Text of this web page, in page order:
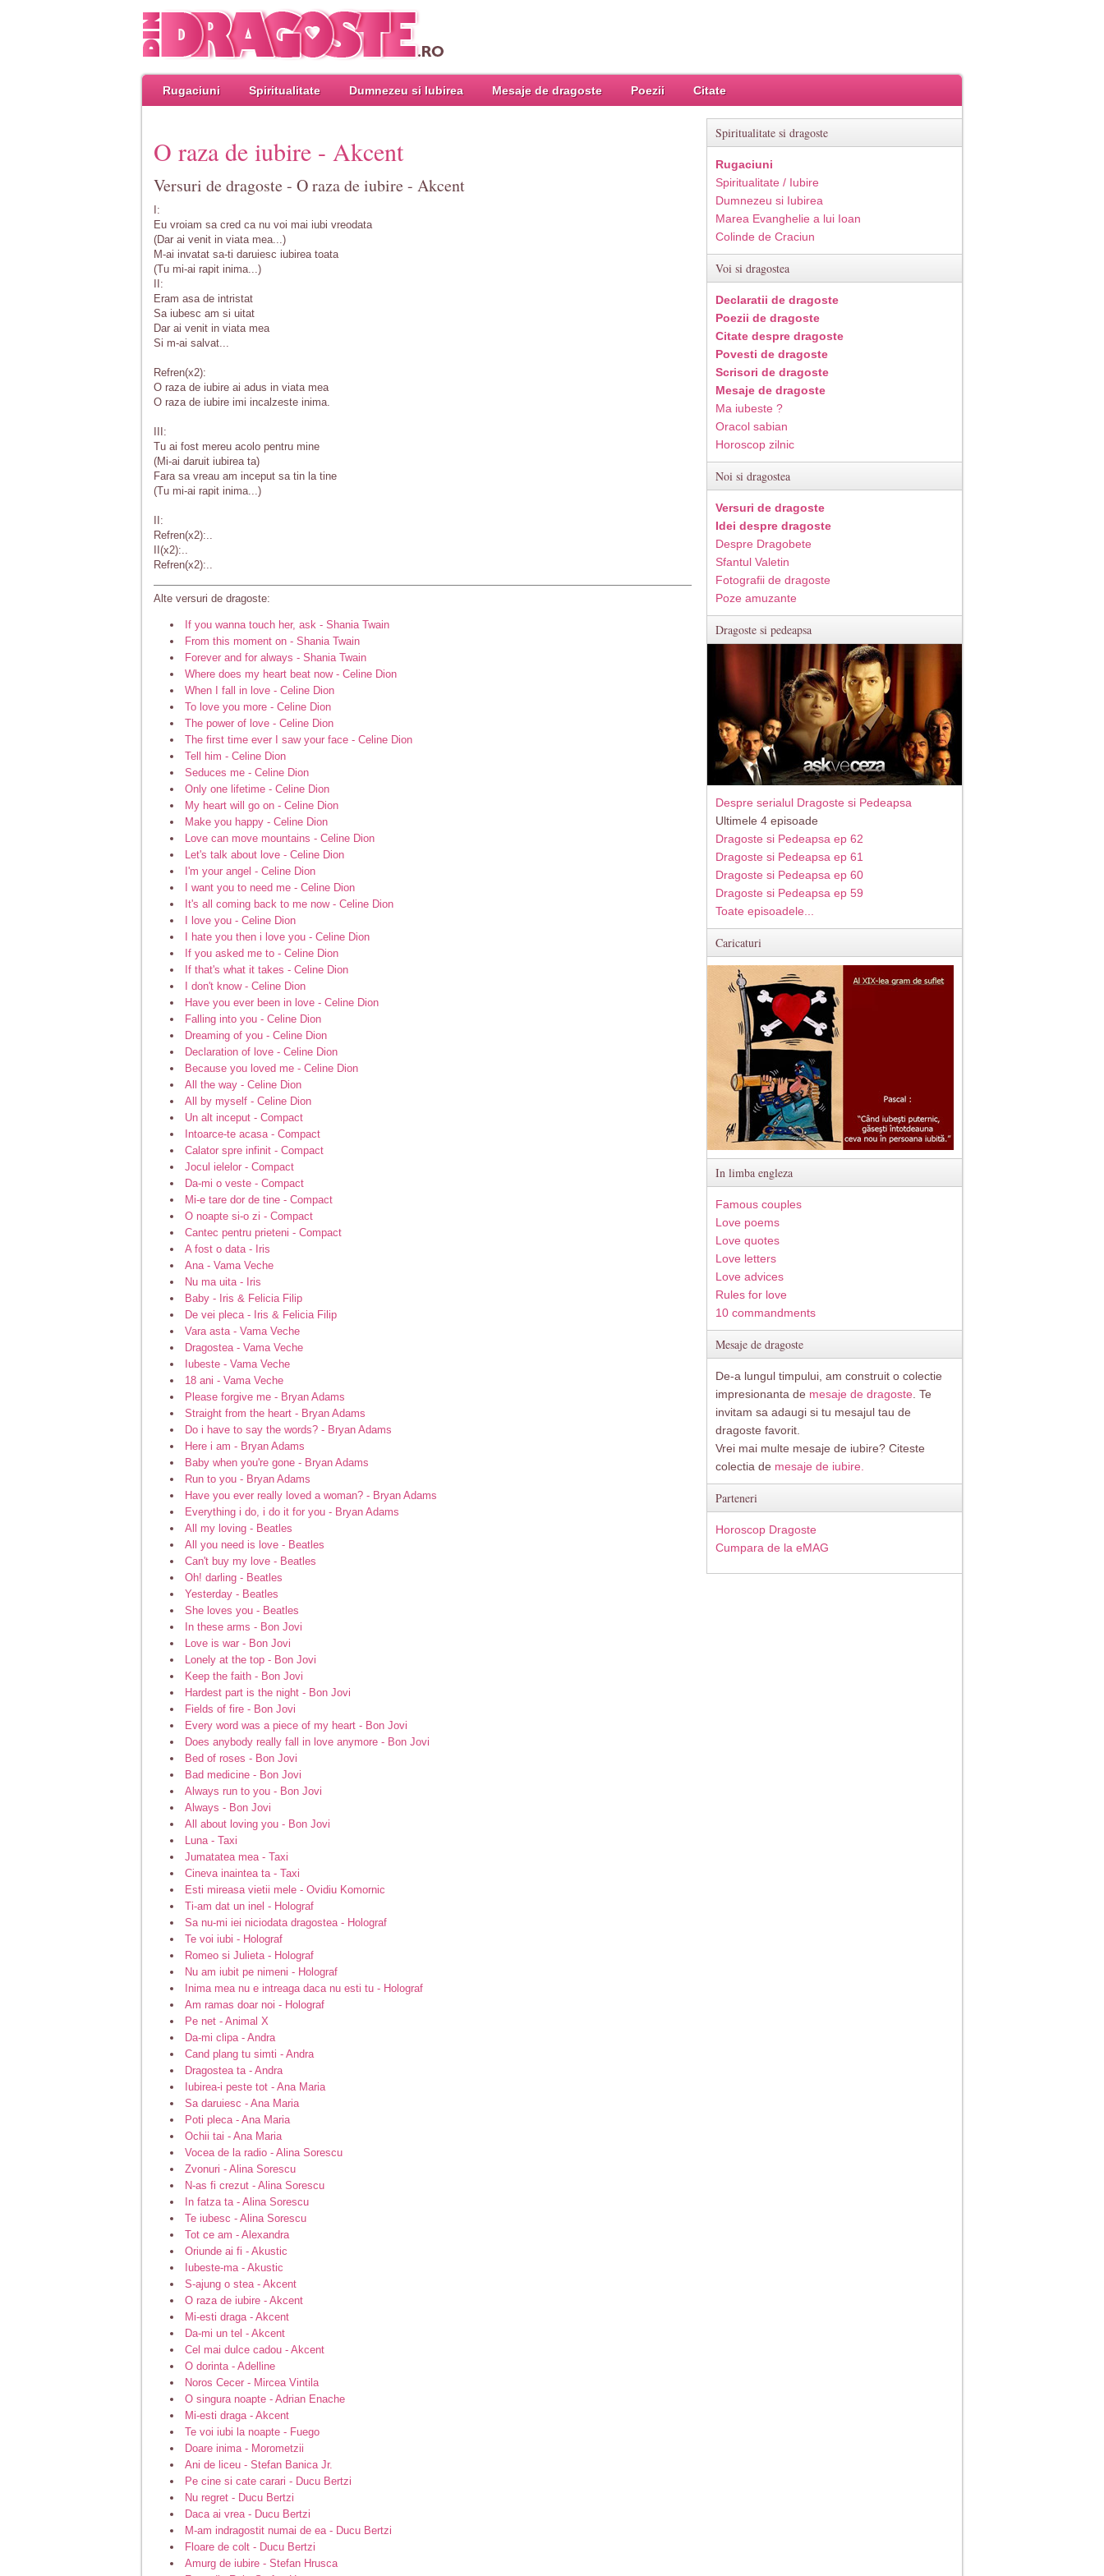
Rugaciuni Spiritualitate Dumnezeu si Iubirea Mesaje de dragoste Poezii Citate
O raza de iubire - Akcent
Versuri de dragoste - O raza de iubire - Akcent
I:
Eu vroiam sa cred ca nu voi mai iubi vreodata
(Dar ai venit in viata mea...)
M-ai invatat sa-ti daruiesc iubirea toata
(Tu mi-ai rapit inima...)
II:
Eram asa de intristat
Sa iubesc am si uitat
Dar ai venit in viata mea
Si m-ai salvat...
Refren(x2):
O raza de iubire ai adus in viata mea
O raza de iubire imi incalzeste inima.
III:
Tu ai fost mereu acolo pentru mine
(Mi-ai daruit iubirea ta)
Fara sa vreau am inceput sa tin la tine
(Tu mi-ai rapit inima...)
II:
Refren(x2):..
II(x2):..
Refren(x2):..
Alte versuri de dragoste:
If you wanna touch her, ask - Shania Twain
From this moment on - Shania Twain
Forever and for always - Shania Twain
Where does my heart beat now - Celine Dion
When I fall in love - Celine Dion
To love you more - Celine Dion
The power of love - Celine Dion
The first time ever I saw your face - Celine Dion
Tell him - Celine Dion
Seduces me - Celine Dion
Only one lifetime - Celine Dion
My heart will go on - Celine Dion
Make you happy - Celine Dion
Love can move mountains - Celine Dion
Let's talk about love - Celine Dion
I'm your angel - Celine Dion
I want you to need me - Celine Dion
It's all coming back to me now - Celine Dion
I love you - Celine Dion
I hate you then i love you - Celine Dion
If you asked me to - Celine Dion
If that's what it takes - Celine Dion
I don't know - Celine Dion
Have you ever been in love - Celine Dion
Falling into you - Celine Dion
Dreaming of you - Celine Dion
Declaration of love - Celine Dion
Because you loved me - Celine Dion
All the way - Celine Dion
All by myself - Celine Dion
Un alt inceput - Compact
Intoarce-te acasa - Compact
Calator spre infinit - Compact
Jocul ielelor - Compact
Da-mi o veste - Compact
Mi-e tare dor de tine - Compact
O noapte si-o zi - Compact
Cantec pentru prieteni - Compact
A fost o data - Iris
Ana - Vama Veche
Nu ma uita - Iris
Baby - Iris & Felicia Filip
De vei pleca - Iris & Felicia Filip
Vara asta - Vama Veche
Dragostea - Vama Veche
Iubeste - Vama Veche
18 ani - Vama Veche
Please forgive me - Bryan Adams
Straight from the heart - Bryan Adams
Do i have to say the words? - Bryan Adams
Here i am - Bryan Adams
Baby when you're gone - Bryan Adams
Run to you - Bryan Adams
Have you ever really loved a woman? - Bryan Adams
Everything i do, i do it for you - Bryan Adams
All my loving - Beatles
All you need is love - Beatles
Can't buy my love - Beatles
Oh! darling - Beatles
Yesterday - Beatles
She loves you - Beatles
In these arms - Bon Jovi
Love is war - Bon Jovi
Lonely at the top - Bon Jovi
Keep the faith - Bon Jovi
Hardest part is the night - Bon Jovi
Fields of fire - Bon Jovi
Every word was a piece of my heart - Bon Jovi
Does anybody really fall in love anymore - Bon Jovi
Bed of roses - Bon Jovi
Bad medicine - Bon Jovi
Always run to you - Bon Jovi
Always - Bon Jovi
All about loving you - Bon Jovi
Luna - Taxi
Jumatatea mea - Taxi
Cineva inaintea ta - Taxi
Esti mireasa vietii mele - Ovidiu Komornic
Ti-am dat un inel - Holograf
Sa nu-mi iei niciodata dragostea - Holograf
Te voi iubi - Holograf
Romeo si Julieta - Holograf
Nu am iubit pe nimeni - Holograf
Inima mea nu e intreaga daca nu esti tu - Holograf
Am ramas doar noi - Holograf
Pe net - Animal X
Da-mi clipa - Andra
Cand plang tu simti - Andra
Dragostea ta - Andra
Iubirea-i peste tot - Ana Maria
Sa daruiesc - Ana Maria
Poti pleca - Ana Maria
Ochii tai - Ana Maria
Vocea de la radio - Alina Sorescu
Zvonuri - Alina Sorescu
N-as fi crezut - Alina Sorescu
In fatza ta - Alina Sorescu
Te iubesc - Alina Sorescu
Tot ce am - Alexandra
Oriunde ai fi - Akustic
Iubeste-ma - Akustic
S-ajung o stea - Akcent
O raza de iubire - Akcent
Mi-esti draga - Akcent
Da-mi un tel - Akcent
Cel mai dulce cadou - Akcent
O dorinta - Adelline
Noros Cecer - Mircea Vintila
O singura noapte - Adrian Enache
Mi-esti draga - Akcent
Te voi iubi la noapte - Fuego
Doare inima - Morometzii
Ani de liceu - Stefan Banica Jr.
Pe cine si cate carari - Ducu Bertzi
Nu regret - Ducu Bertzi
Daca ai vrea - Ducu Bertzi
M-am indragostit numai de ea - Ducu Bertzi
Floare de colt - Ducu Bertzi
Amurg de iubire - Stefan Hrusca
Spiritualitate si dragoste
Rugaciuni
Spiritualitate / Iubire
Dumnezeu si Iubirea
Marea Evanghelie a lui Ioan
Colinde de Craciun
Voi si dragostea
Declaratii de dragoste
Poezii de dragoste
Citate despre dragoste
Povesti de dragoste
Scrisori de dragoste
Mesaje de dragoste
Ma iubeste ?
Oracol sabian
Horoscop zilnic
Noi si dragostea
Versuri de dragoste
Idei despre dragoste
Despre Dragobete
Sfantul Valetin
Fotografii de dragoste
Poze amuzante
Dragoste si pedeapsa
Despre serialul Dragoste si Pedeapsa
Ultimele 4 episoade
Dragoste si Pedeapsa ep 62
Dragoste si Pedeapsa ep 61
Dragoste si Pedeapsa ep 60
Dragoste si Pedeapsa ep 59
Toate episoadele...
Caricaturi
In limba engleza
Famous couples
Love poems
Love quotes
Love letters
Love advices
Rules for love
10 commandments
Mesaje de dragoste
De-a lungul timpului, am construit o colectie
impresionanta de mesaje de dragoste . Te
invitam sa adaugi si tu mesajul tau de
dragoste favorit.
Vrei mai multe mesaje de iubire? Citeste
colectia de mesaje de iubire.
Parteneri
Horoscop Dragoste
Cumpara de la eMAG